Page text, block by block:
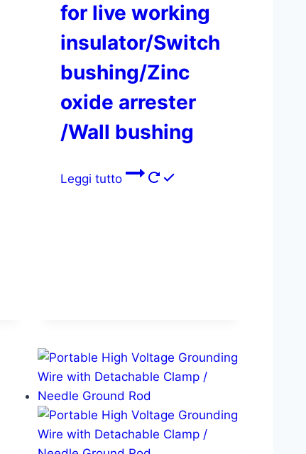
for live working
insulator/Switch
bushing/Zinc
oxide arrester
/Wall bushing
Leggi tutto